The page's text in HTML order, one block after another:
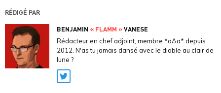
RÉDIGÉ PAR
BENJAMIN « FLAMM »VANESE
Rédacteur en chef adjoint, membre *aAa* depuis
2012. N'as tu jamais dansé avec le diable au clair de
lune ?
Twitter